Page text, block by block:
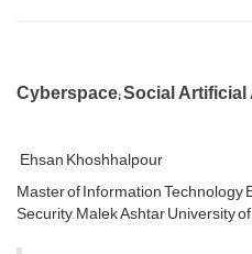
Cyberspace; Social
Ehsan Khoshhalpour
Master of Information
Security, Malek Ashtar University